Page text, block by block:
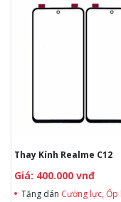
Thay Kính Realme C12
Giá: 400.000 vnđ
Tặng dán Cường lực, Ốp